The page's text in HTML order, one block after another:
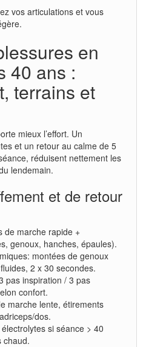
vos articulations et vous
en
40 ans :
terrains et
mieux l’effort. Un
et un retour au calme de 5
réduisent nettement les
lendemain.
et de retour
de marche rapide +
genoux, hanches, épaules).
montées de genoux
2 x 30 secondes.
inspiration / 3 pas
confort.
marche lente, étirements
dos.
si séance > 40
chaud.